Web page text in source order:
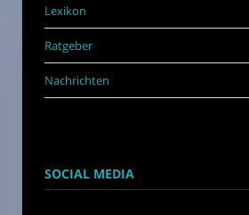
Lexikon
Ratgeber
Nachrichten
SOCIAL MEDIA